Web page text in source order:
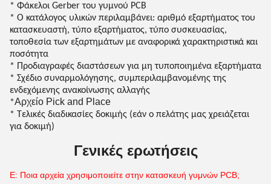
* Φάκελοι Gerber του γυμνού PCB
* Ο κατάλογος υλικών περιλαμβάνει: αριθμό εξαρτήματος του
κατασκευαστή, τύπο εξαρτήματος, τύπο συσκευασίας,
τοποθεσία των εξαρτημάτων με αναφορικά χαρακτηριστικά και
ποσότητα
* Προδιαγραφές διαστάσεων για μη τυποποιημένα εξαρτήματα
* Σχέδιο συναρμολόγησης, συμπεριλαμβανομένης της
ενδεχόμενης ανακοίνωσης αλλαγής
*Αρχείο Pick and Place
* Τελικές διαδικασίες δοκιμής (εάν ο πελάτης μας χρειάζεται
για δοκιμή)
Γενικές ερωτήσεις
Ε: Ποια αρχεία χρησιμοποιείτε στην κατασκευή γυμνών PCB;